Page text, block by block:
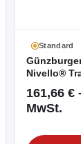
Standard
Nivello®
161,66 €
MwSt.